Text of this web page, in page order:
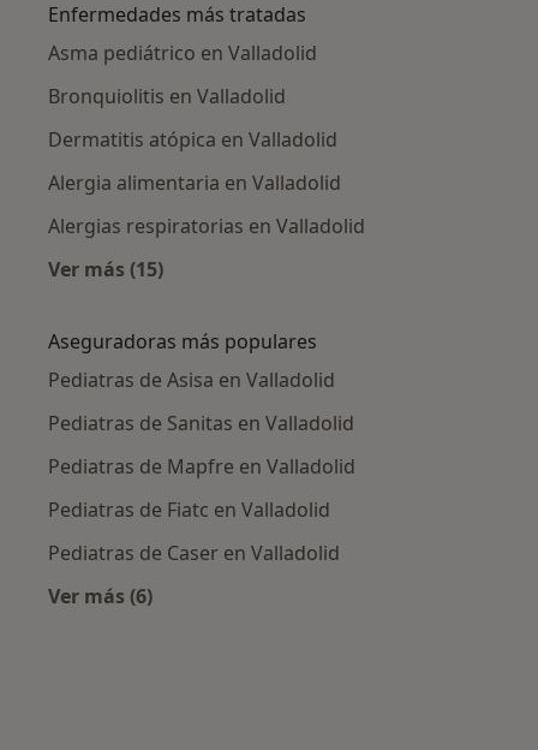
Enfermedades más tratadas
Asma pediátrico en Valladolid
Bronquiolitis en Valladolid
Dermatitis atópica en Valladolid
Alergia alimentaria en Valladolid
Alergias respiratorias en Valladolid
Ver más (15)
Aseguradoras más populares
Pediatras de Asisa en Valladolid
Pediatras de Sanitas en Valladolid
Pediatras de Mapfre en Valladolid
Pediatras de Fiatc en Valladolid
Pediatras de Caser en Valladolid
Ver más (6)